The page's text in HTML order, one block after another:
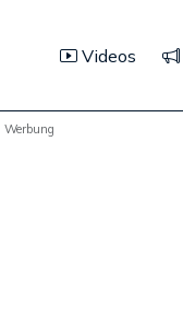
Videos
Werbung